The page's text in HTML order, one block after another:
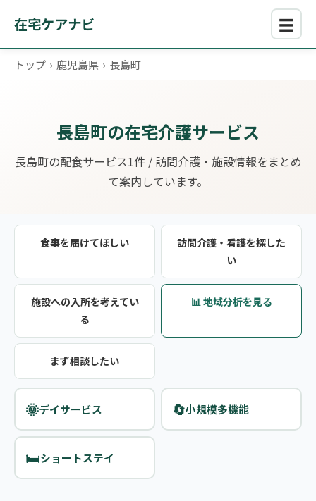
在宅ケアナビ ☰
トップ › 鹿児島県 › 長島町
長島町の在宅介護サービス
長島町の配食サービス1件 / 訪問介護・施設情報をまとめ
て案内しています。
食事を届けてほしい
訪問介護・看護を探した
い
施設への入所を考えてい
る
📊 地域分析を見る
まず相談したい
🌞デイサービス 🔄小規模多機能
🛏️ショートステイ